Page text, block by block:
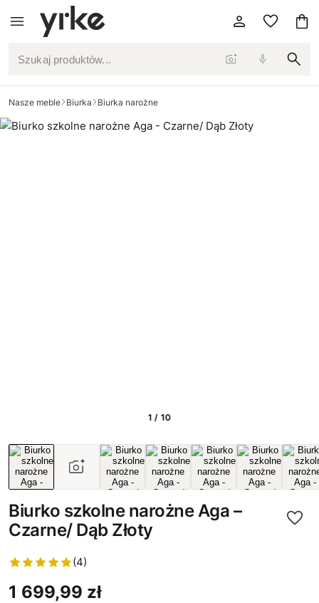
Szukaj produktów...
Nasze meble Biurka Biurka narożne
1 / 10
Biurko szkolne narożne Aga –
Czarne/ Dąb Złoty
(4)
1 699,99 zł